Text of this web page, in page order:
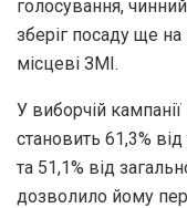
голосування,
зберіг посаду ще
місцеві ЗМІ.
У виборчій
становить 61,3%
та 51,1% від
дозволило йому